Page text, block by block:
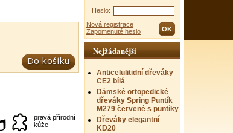
Heslo:
Nová registrace
Zapomenuté heslo
Nejžádanější
Anticelulitidní dřeváky
CE2 bílá
Dámské ortopedické
dřeváky Spring Puntík
M279 červené s puntíky
Dřeváky elegantní
KD20
pravá přírodní
kůže